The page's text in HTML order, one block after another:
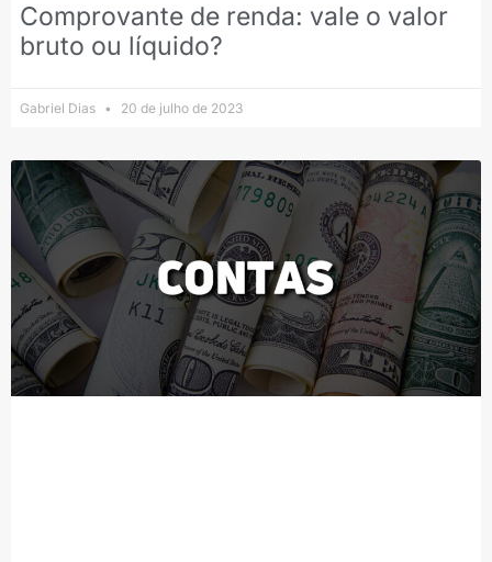
Comprovante de renda: vale o valor
bruto ou líquido?
Gabriel Dias 20 de julho de 2023